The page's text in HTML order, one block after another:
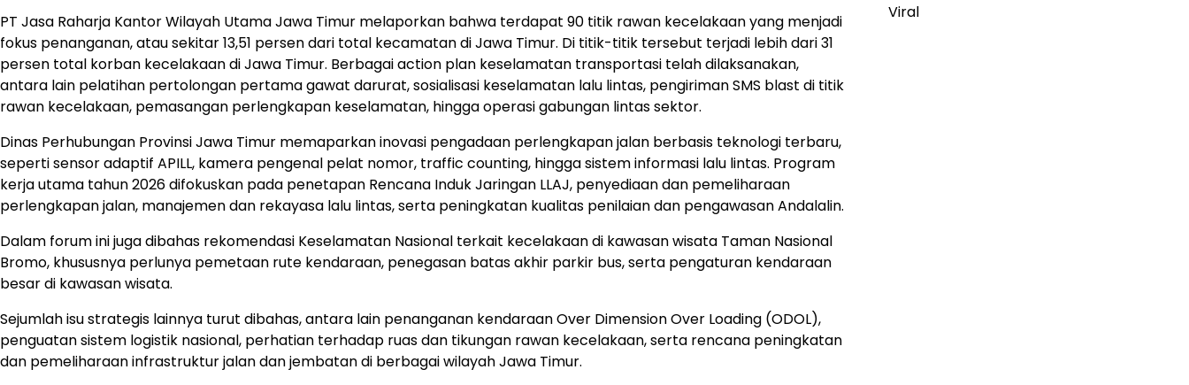
PT Jasa Raharja Kantor Wilayah Utama Jawa Timur melaporkan bahwa terdapat 90 titik rawan kecelakaan yang menjadi
fokus penanganan, atau sekitar 13,51 persen dari total kecamatan di Jawa Timur. Di titik-titik tersebut terjadi lebih dari 31
persen total korban kecelakaan di Jawa Timur. Berbagai action plan keselamatan transportasi telah dilaksanakan,
antara lain pelatihan pertolongan pertama gawat darurat, sosialisasi keselamatan lalu lintas, pengiriman SMS blast di titik
rawan kecelakaan, pemasangan perlengkapan keselamatan, hingga operasi gabungan lintas sektor.
Dinas Perhubungan Provinsi Jawa Timur memaparkan inovasi pengadaan perlengkapan jalan berbasis teknologi terbaru,
seperti sensor adaptif APILL, kamera pengenal pelat nomor, traffic counting, hingga sistem informasi lalu lintas. Program
kerja utama tahun 2026 difokuskan pada penetapan Rencana Induk Jaringan LLAJ, penyediaan dan pemeliharaan
perlengkapan jalan, manajemen dan rekayasa lalu lintas, serta peningkatan kualitas penilaian dan pengawasan Andalalin.
Dalam forum ini juga dibahas rekomendasi Keselamatan Nasional terkait kecelakaan di kawasan wisata Taman Nasional
Bromo, khususnya perlunya pemetaan rute kendaraan, penegasan batas akhir parkir bus, serta pengaturan kendaraan
besar di kawasan wisata.
Sejumlah isu strategis lainnya turut dibahas, antara lain penanganan kendaraan Over Dimension Over Loading (ODOL),
penguatan sistem logistik nasional, perhatian terhadap ruas dan tikungan rawan kecelakaan, serta rencana peningkatan
dan pemeliharaan infrastruktur jalan dan jembatan di berbagai wilayah Jawa Timur.
Viral